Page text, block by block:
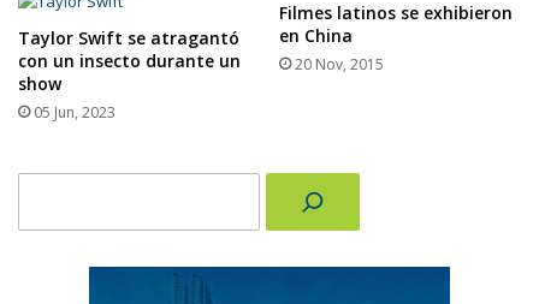
Taylor Swift se atragantó
con un insecto durante un
show
05 Jun, 2023
Filmes latinos se exhibieron
en China
20 Nov, 2015